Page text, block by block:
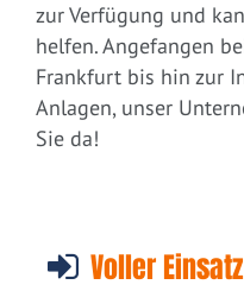
zur Verfügung und
helfen. Angefangen
Frankfurt bis hin zur
Anlagen, unser
Sie da!
Voller Einsatz